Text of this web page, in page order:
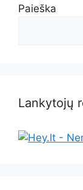
Paieška
Lankytojų